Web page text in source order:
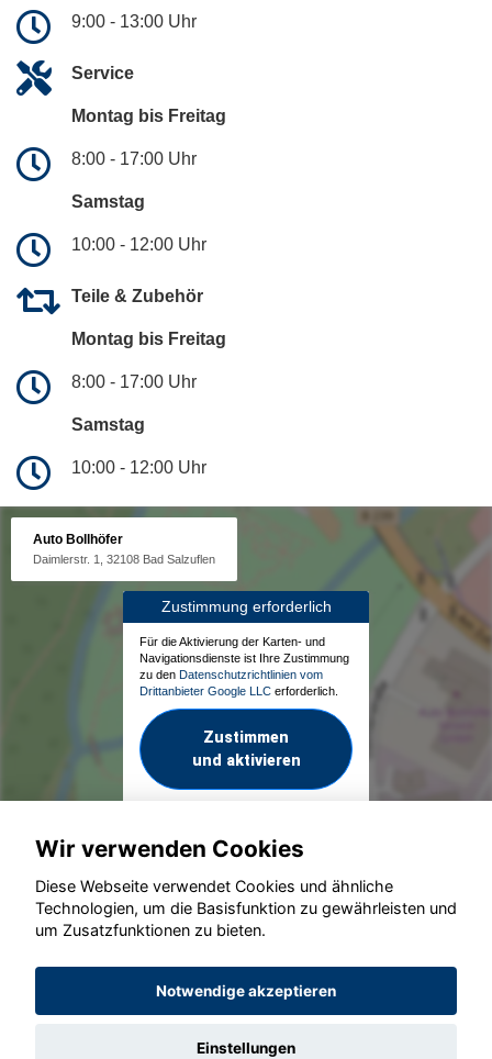
9:00 - 13:00 Uhr
Service
Montag bis Freitag
8:00 - 17:00 Uhr
Samstag
10:00 - 12:00 Uhr
Teile & Zubehör
Montag bis Freitag
8:00 - 17:00 Uhr
Samstag
10:00 - 12:00 Uhr
Auto Bollhöfer
Daimlerstr. 1, 32108 Bad Salzuflen
Zustimmung erforderlich
Für die Aktivierung der Karten- und
Navigationsdienste ist Ihre Zustimmung
zu den Datenschutzrichtlinien vom
Drittanbieter Google LLC erforderlich.
Zustimmen
und aktivieren
© konjunkturmotor.de GmbH 2020 - 2026
Wir verwenden Cookies
Diese Webseite verwendet Cookies und ähnliche
Technologien, um die Basisfunktion zu gewährleisten und
um Zusatzfunktionen zu bieten.
Notwendige akzeptieren
Einstellungen